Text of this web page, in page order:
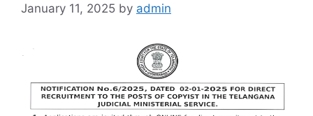
January 11, 2025 by admin